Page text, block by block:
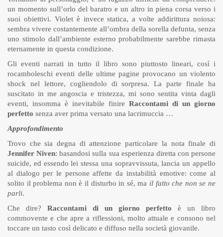
un momento sull’orlo del baratro e un altro in piena corsa verso i
suoi obiettivi. Violet è invece statica, a volte addirittura noiosa:
sembra vivere costantemente all’ombra della sorella defunta, senza
uno stimolo dall’ambiente esterno probabilmente sarebbe rimasta
eternamente in questa condizione.
Gli eventi narrati in tutto il libro sono piuttosto lineari, così i
rocamboleschi eventi delle ultime pagine provocano un violento
shock nel lettore, cogliendolo di sorpresa. La parte finale ha
suscitato in me angoscia e tristezza, mi sono sentita vinta dagli
eventi, insomma è inevitabile finire Raccontami di un giorno
perfetto senza aver prima versato una lacrimuccia …
Approfondimento
Trovo che sia degna di attenzione particolare la nota finale di
Jennifer Niven: basandosi sulla sua esperienza diretta con persone
suicide, ed essendo lei stessa una sopravvissuta, lancia un appello
al dialogo per le persone affette da instabilità emotive: come al
solito il problema non è il disturbo in sé, ma il fatto che non se ne
parli.
Che dire? Raccontami di un giorno perfetto è un libro
commovente e che apre a riflessioni, molto attuale e consono nel
toccare un tasto così delicato e diffuso nella società giovanile.